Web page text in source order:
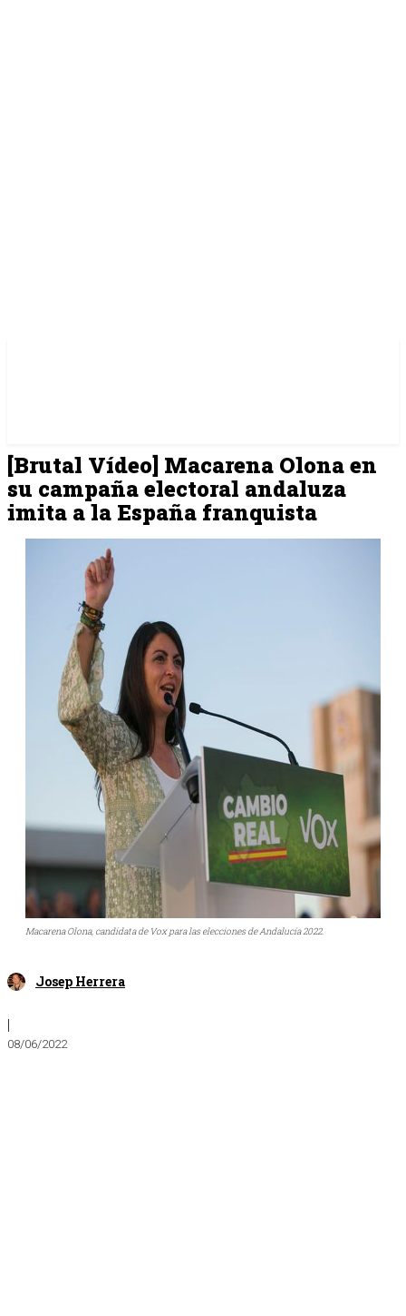
[Brutal Vídeo] Macarena Olona en
su campaña electoral andaluza
imita a la España franquista
Macarena Olona, candidata de Vox para las elecciones de Andalucía 2022.
Josep Herrera
|
08/06/2022